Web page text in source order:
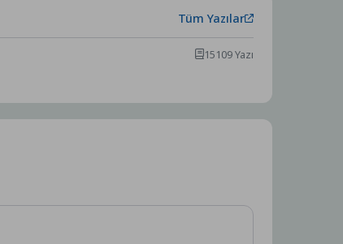
Tüm Yazılar
15109 Yazı